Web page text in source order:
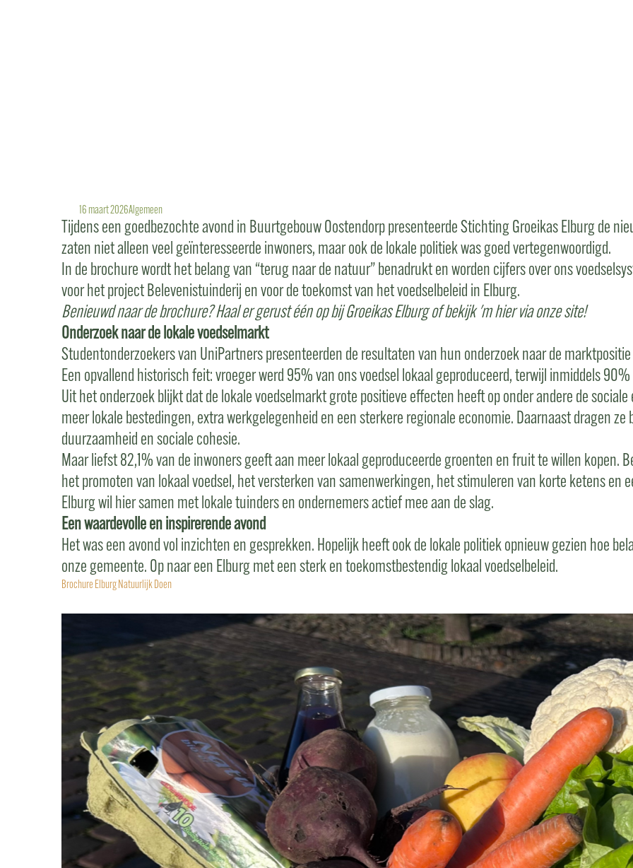
16 maart 2026Algemeen
Tijdens een goedbezochte avond in Buurtgebouw Oostendorp presenteerde Stichting Groeikas Elburg de
zaten niet alleen veel geïnteresseerde inwoners, maar ook de lokale politiek was goed vertegenwoordigd.
In de brochure wordt het belang van “terug naar de natuur” benadrukt en worden cijfers over ons
voor het project Belevenistuinderij en voor de toekomst van het voedselbeleid in Elburg.
Benieuwd naar de brochure? Haal er gerust één op bij Groeikas Elburg of bekijk 'm hier via onze site!
Onderzoek naar de lokale voedselmarkt
Studentonderzoekers van UniPartners presenteerden de resultaten van hun onderzoek naar de
Een opvallend historisch feit: vroeger werd 95% van ons voedsel lokaal geproduceerd, terwijl inmiddels
Uit het onderzoek blijkt dat de lokale voedselmarkt grote positieve effecten heeft op onder andere de
meer lokale bestedingen, extra werkgelegenheid en een sterkere regionale economie. Daarnaast dragen ze
duurzaamheid en sociale cohesie.
Maar liefst 82,1% van de inwoners geeft aan meer lokaal geproduceerde groenten en fruit te willen kopen.
het promoten van lokaal voedsel, het versterken van samenwerkingen, het stimuleren van korte ketens en
Elburg wil hier samen met lokale tuinders en ondernemers actief mee aan de slag.
Een waardevolle en inspirerende avond
Het was een avond vol inzichten en gesprekken. Hopelijk heeft ook de lokale politiek opnieuw gezien hoe
onze gemeente. Op naar een Elburg met een sterk en toekomstbestendig lokaal voedselbeleid.
Brochure Elburg Natuurlijk Doen